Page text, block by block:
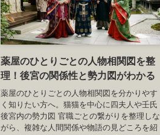
薬屋のひとりごとの人物相関図を整
理！後宮の関係性と勢力図がわかる
薬屋のひとりごとの人物相関図を分かりやす
く知りたい方へ。猫猫を中心に四夫人や壬氏
後宮内の勢力図 官職ごとの繋がりを整理しな
がら、複雑な人間関係や物語の見どころを紹